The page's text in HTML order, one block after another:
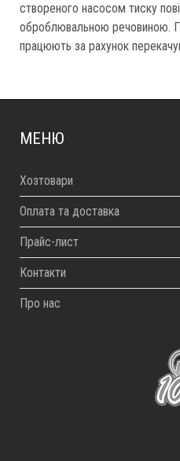
створеного насосом тиску
оброблювальною речовиною.
працюють за рахунок
МЕНЮ
Хозтовари
Оплата та доставка
Прайс-лист
Контакти
Про нас